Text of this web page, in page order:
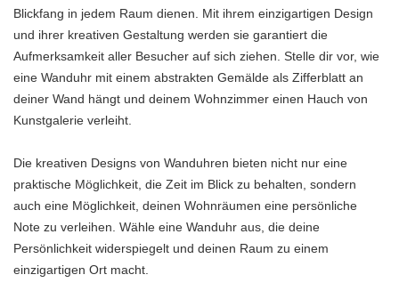
Blickfang in jedem Raum dienen. Mit ihrem einzigartigen Design
und ihrer kreativen Gestaltung werden sie garantiert die
Aufmerksamkeit aller Besucher auf sich ziehen. Stelle dir vor, wie
eine Wanduhr mit einem abstrakten Gemälde als Zifferblatt an
deiner Wand hängt und deinem Wohnzimmer einen Hauch von
Kunstgalerie verleiht.
Die kreativen Designs von Wanduhren bieten nicht nur eine
praktische Möglichkeit, die Zeit im Blick zu behalten, sondern
auch eine Möglichkeit, deinen Wohnräumen eine persönliche
Note zu verleihen. Wähle eine Wanduhr aus, die deine
Persönlichkeit widerspiegelt und deinen Raum zu einem
einzigartigen Ort macht.